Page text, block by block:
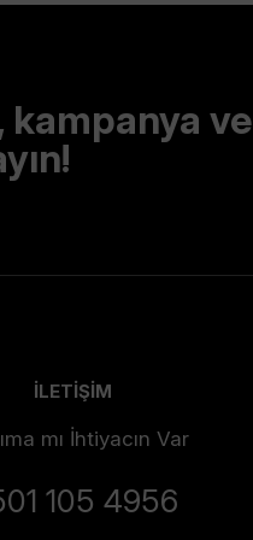
kampanya ve
İLETİŞİM
mı İhtiyacın Var
105 4956